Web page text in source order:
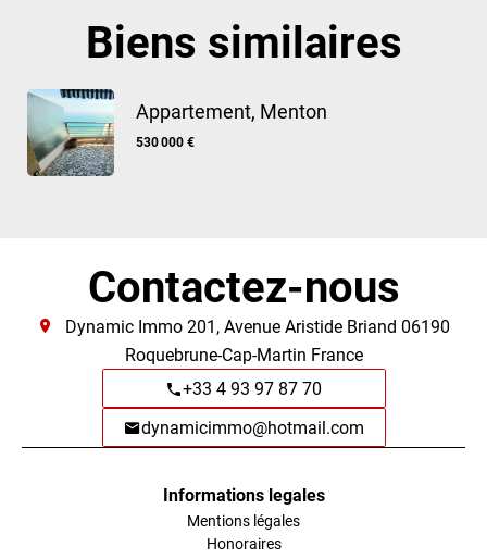
Biens similaires
Appartement, Menton
530 000 €
Contactez-nous
Dynamic Immo201, Avenue Aristide Briand 06190
Roquebrune-Cap-Martin France
+33 4 93 97 87 70
dynamicimmo@hotmail.com
Informations legales
Mentions légales
Honoraires